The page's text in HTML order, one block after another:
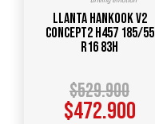
Llanta HANKOOK V2
Concept2 H457 185/55
R16 83H
$529.900
$472.900